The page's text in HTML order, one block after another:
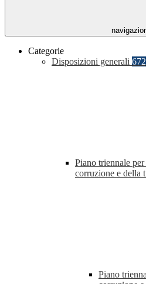
Categorie
Disposizioni generali 672
Piano triennale
corruzione e della
Piano